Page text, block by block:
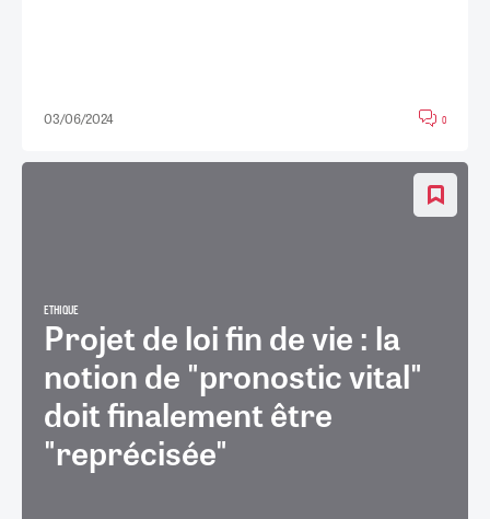
03/06/2024 0
ETHIQUE
Projet de loi fin de vie : la
notion de "pronostic vital"
doit finalement être
"reprécisée"